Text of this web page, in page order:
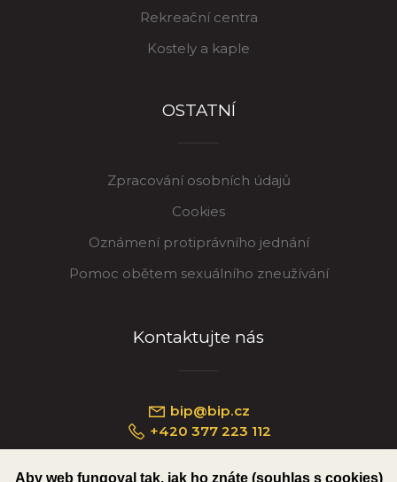
Rekreační centra
Kostely a kaple
OSTATNÍ
Zpracování osobních údajů
Cookies
Oznámení protiprávního jednání
Pomoc obětem sexuálního zneužívání
Kontaktujte nás
bip@bip.cz
+420 377 223 112
Aby web fungoval tak, jak ho znáte (souhlas s cookies)